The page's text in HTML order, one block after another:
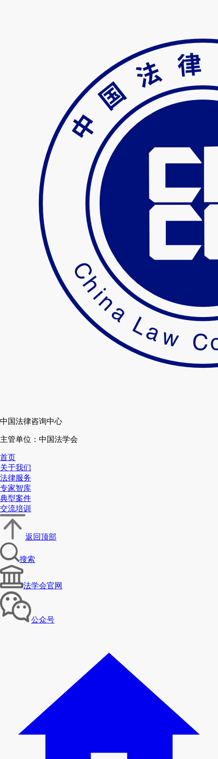
中国法律咨询中心
主管单位：中国法学会
首页
关于我们
法律服务
专家智库
典型案件
交流培训
返回顶部
搜索
法学会官网
公众号